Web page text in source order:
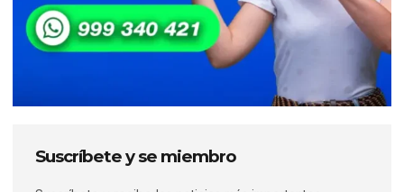
Suscríbete y se miembro